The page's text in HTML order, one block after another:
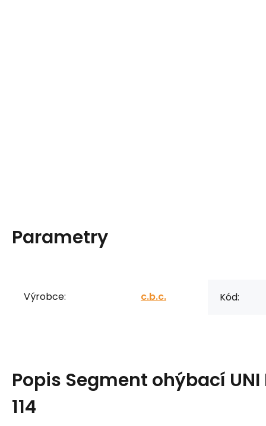
Parametry
Výrobce: c.b.c. Kód:
Popis Segment ohýbací UNI
114